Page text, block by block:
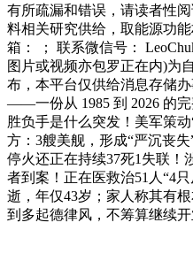
有所疏漏和错误，请读者性
料相关研究供给，取能源功
箱： ； 联系微信号：
图片或视频亦包罗正在内)为
布，本平台仅供给消息存储
——一份从 1985 到 2026 的
胜负手是什么突发！美军策
方：3艘美舰，形成“严沉丧
停火还正在持续37死1失联！
者到案！正在医救治51人“4
逝，年仅43岁；家人称其有
到多起德律风，不筹算继续开